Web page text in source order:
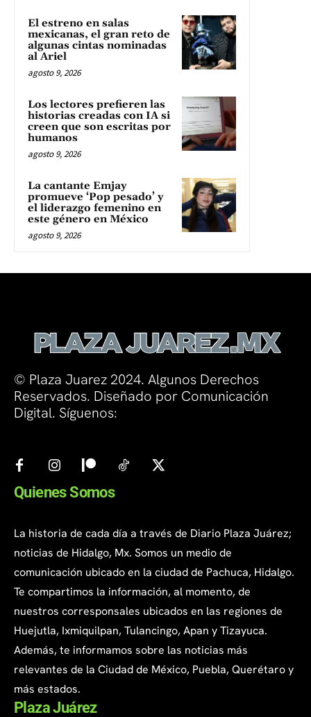
El estreno en salas
mexicanas, el gran reto de
algunas cintas nominadas
al Ariel
agosto 9, 2026
Los lectores prefieren las
historias creadas con IA si
creen que son escritas por
humanos
agosto 9, 2026
La cantante Emjay
promueve ‘Pop pesado’ y
el liderazgo femenino en
este género en México
agosto 9, 2026
© Plaza Juarez 2024. Algunos Derechos
Reservados. Diseñado por Comunicación
Digital. Síguenos:
Quienes Somos
La historia de cada día a través de Diario Plaza Juárez;
noticias de Hidalgo, Mx. Somos un medio de
comunicación ubicado en la ciudad de Pachuca, Hidalgo.
Te compartimos la información, al momento, de
nuestros corresponsales ubicados en las regiones de
Huejutla, Ixmiquilpan, Tulancingo, Apan y Tizayuca.
Además, te informamos sobre las noticias más
relevantes de la Ciudad de México, Puebla, Querétaro y
más estados.
Plaza Juárez